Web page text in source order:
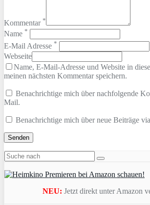
Kommentar *
Name *
E-Mail Adresse *
Webseite
Name, E-Mail-Adresse und Website in
meinen nächsten Kommentar speichern.
Benachrichtige mich über nachfolgende
Mail.
Benachrichtige mich über neue Beiträge
NEU: Jetzt direkt unter Amazon